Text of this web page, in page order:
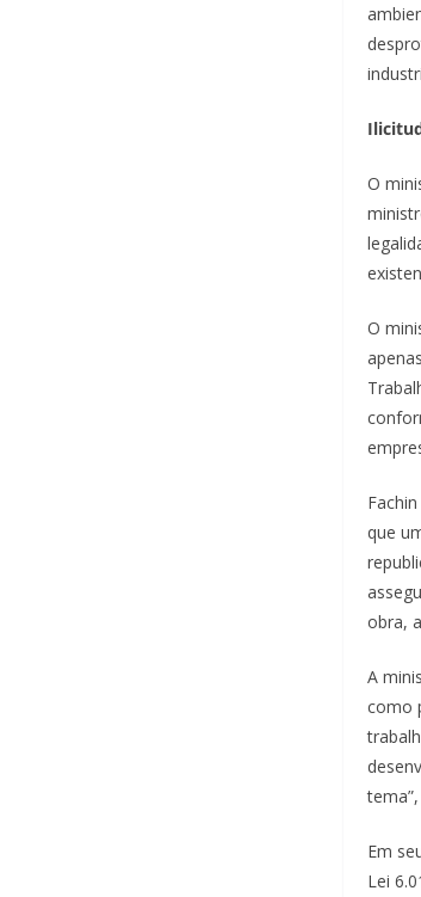
O
O
que
obra,
A
como
Em
Lei